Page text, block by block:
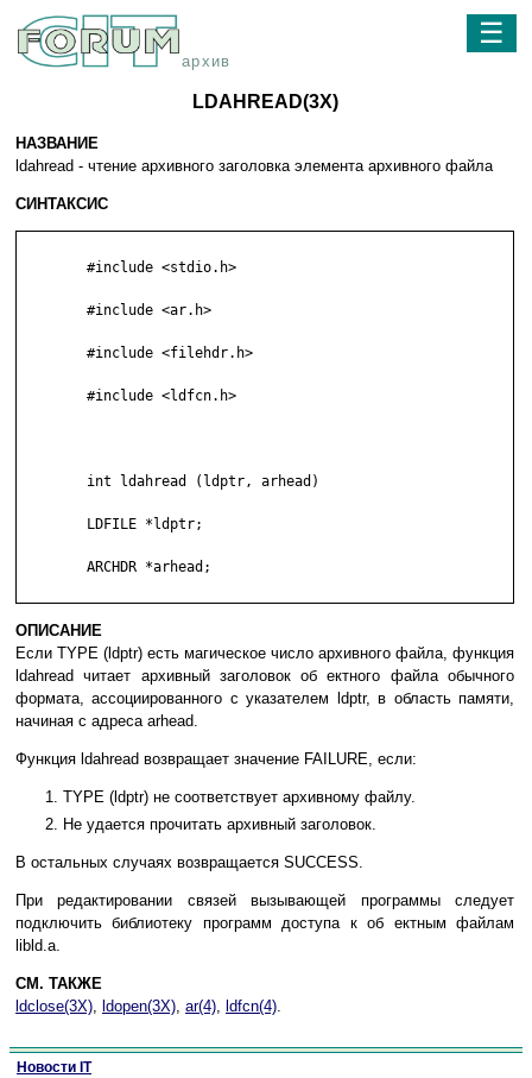
архив
☰
LDAHREAD(3X)
НАЗВАНИЕ
ldahread - чтение архивного заголовка элемента архивного файла
СИНТАКСИС
ОПИСАНИЕ
Если TYPE (ldptr) есть магическое число архивного файла, функция
ldahread читает архивный заголовок об ектного файла обычного
формата, ассоциированного с указателем ldptr, в область памяти,
начиная с адреса arhead.
Функция ldahread возвращает значение FAILURE, если:
TYPE (ldptr) не соответствует архивному файлу.
Не удается прочитать архивный заголовок.
В остальных случаях возвращается SUCCESS.
При редактировании связей вызывающей программы следует
подключить библиотеку программ доступа к об ектным файлам
libld.a.
СМ. ТАКЖЕ
ldclose(3X), ldopen(3X), ar(4), ldfcn(4).
Новости IT